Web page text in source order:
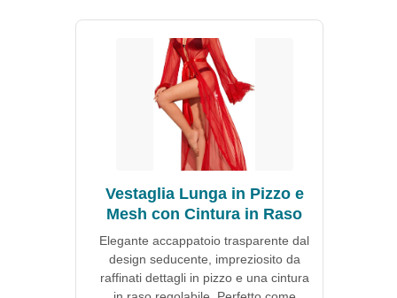
Vestaglia Lunga in Pizzo e
Mesh con Cintura in Raso
Elegante accappatoio trasparente dal
design seducente, impreziosito da
raffinati dettagli in pizzo e una cintura